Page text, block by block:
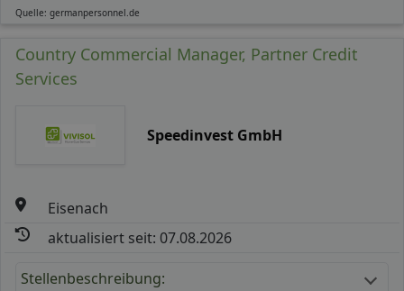
Quelle: germanpersonnel.de
Country Commercial Manager, Partner Credit
Services
Speedinvest GmbH
Eisenach
aktualisiert seit: 07.08.2026
Stellenbeschreibung: